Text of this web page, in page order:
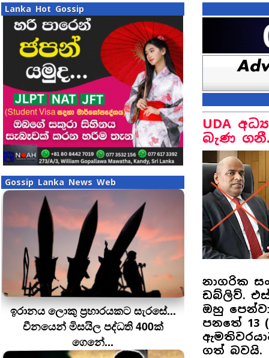
Lanka Hot Gossip
Gossip Lanka News Web
ඉරානය ලොකු ප‍්‍රහාරයකට සැරසේ...
චීනයෙන් මිසයිල පද්ධති 400ක්
ගෙනේ...
UDA
බැණ
නාගරික
ඩබ්ලිව්.
ඔහු
පනතේ 13
ගත් බවයි.